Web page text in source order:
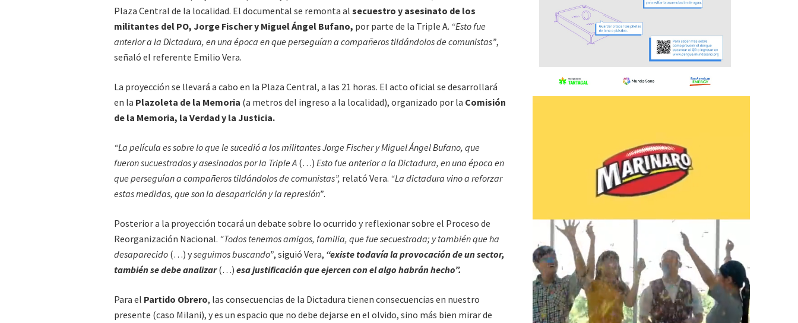
Plaza Central de la localidad. El documental se remonta al secuestro y asesinato de los
militantes del PO, Jorge Fischer y Miguel Ángel Bufano, por parte de la Triple A. “Esto fue
anterior a la Dictadura, en una época en que perseguían a compañeros tildándolos de comunistas”,
señaló el referente Emilio Vera.
La proyección se llevará a cabo en la Plaza Central, a las 21 horas. El acto oficial se desarrollará
en la Plazoleta de la Memoria (a metros del ingreso a la localidad), organizado por la Comisión
de la Memoria, la Verdad y la Justicia.
“La película es sobre lo que le sucedió a los militantes Jorge Fischer y Miguel Ángel Bufano, que
fueron sucuestrados y asesinados por la Triple A (…) Esto fue anterior a la Dictadura, en una época en
que perseguían a compañeros tildándolos de comunistas”, relató Vera. “La dictadura vino a reforzar
estas medidas, que son la desaparición y la represión”.
Posterior a la proyección tocará un debate sobre lo ocurrido y reflexionar sobre el Proceso de
Reorganización Nacional. “Todos tenemos amigos, familia, que fue secuestrada; y también que ha
desaparecido (…) yseguimos buscando”, siguió Vera, “existe todavía la provocación de un sector,
también se debe analizar(…) esa justificación que ejercen con el algo habrán hecho”.
Para el Partido Obrero, las consecuencias de la Dictadura tienen consecuencias en nuestro
presente (caso Milani), y es un espacio que no debe dejarse en el olvido, sino más bien mirar de